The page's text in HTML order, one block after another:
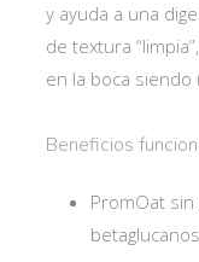
y ayuda a una
de textura
en la boca siendo
Beneficios
PromOat